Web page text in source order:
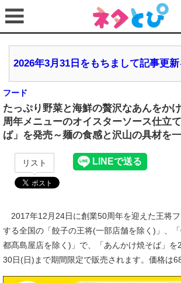
2026年3月31日をもちまして記事更
フード
たっぷり野菜と海鮮の贅沢なあんをか
周年メニューのオイスターソース仕立
ば」を発売～麺の食感と沢山の具材を
リスト
2017年12月24日に創業50周年を迎えた王将
する全国の「餃子の王将(一部店舗を除く)」、
都髙島屋店を除く)」で、「あんかけ焼そば」を
30日(日)まで期間限定で販売されます。価格は